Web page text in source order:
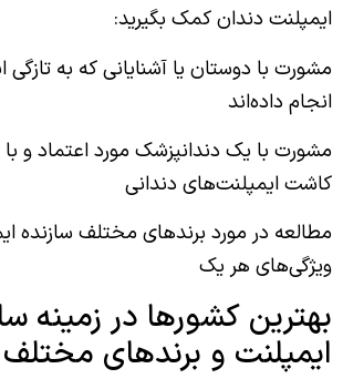
ایمپلنت دندان کمک بگیرید:
مشورت با دوستان یا آشنایانی که به تازگی
انجام داده‌اند
مشورت با یک دندانپزشک مورد اعتماد و
کاشت ایمپلنت‌های دندانی
مطالعه در مورد برندهای مختلف سازنده
ویژگی‌های هر یک
بهترین کشورها در زمینه
ایمپلنت و برندهای مختلف